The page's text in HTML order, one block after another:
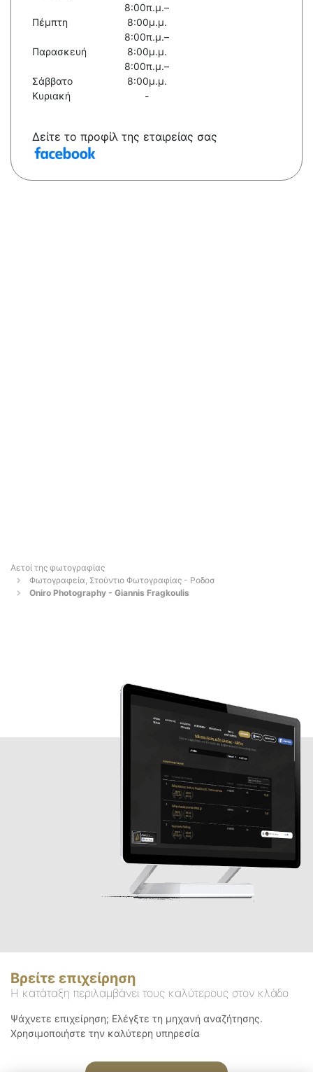
Πέμπτη
8:00π.μ.–
8:00μ.μ.
Παρασκευή
8:00π.μ.–
8:00μ.μ.
Σάββατο
8:00π.μ.–
8:00μ.μ.
Κυριακή
-
Δείτε το προφίλ της εταιρείας σας
Αετοί της φωτογραφίας
Φωτογραφεία, Στούντιο Φωτογραφίας - Ροδοσ
Oniro Photography - Giannis Fragkoulis
Βρείτε επιχείρηση
Η κατάταξη περιλαμβάνει τους καλύτερους στον κλάδο
Ψάχνετε επιχείρηση; Ελέγξτε τη μηχανή αναζήτησης.
Χρησιμοποιήστε την καλύτερη υπηρεσία